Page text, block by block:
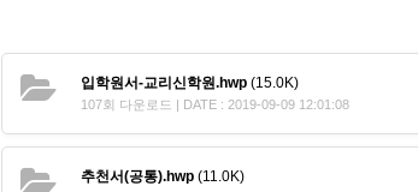
입학원서-교리신학원.hwp (15.0K)
107회 다운로드 | DATE : 2019-09-09 12:01:08
추천서(공통).hwp (11.0K)